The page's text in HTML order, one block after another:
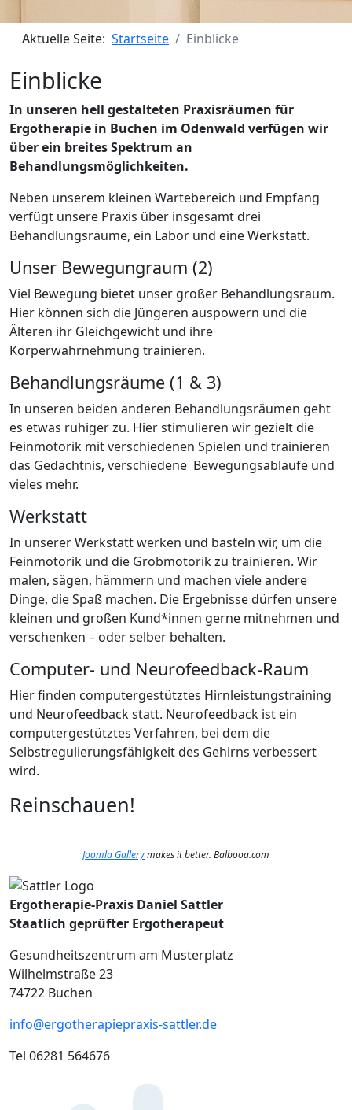
Aktuelle Seite: Startseite Einblicke
Einblicke
In unseren hell gestalteten Praxisräumen für
Ergotherapie in Buchen im Odenwald verfügen wir
über ein breites Spektrum an
Behandlungsmöglichkeiten.
Neben unserem kleinen Wartebereich und Empfang
verfügt unsere Praxis über insgesamt drei
Behandlungsräume, ein Labor und eine Werkstatt.
Unser Bewegungraum (2)
Viel Bewegung bietet unser großer Behandlungsraum.
Hier können sich die Jüngeren auspowern und die
Älteren ihr Gleichgewicht und ihre
Körperwahrnehmung trainieren.
Behandlungsräume (1 & 3)
In unseren beiden anderen Behandlungsräumen geht
es etwas ruhiger zu. Hier stimulieren wir gezielt die
Feinmotorik mit verschiedenen Spielen und trainieren
das Gedächtnis, verschiedene Bewegungsabläufe und
vieles mehr.
Werkstatt
In unserer Werkstatt werken und basteln wir, um die
Feinmotorik und die Grobmotorik zu trainieren. Wir
malen, sägen, hämmern und machen viele andere
Dinge, die Spaß machen. Die Ergebnisse dürfen unsere
kleinen und großen Kund*innen gerne mitnehmen und
verschenken – oder selber behalten.
Computer- und Neurofeedback-Raum
Hier finden computergestütztes Hirnleistungstraining
und Neurofeedback statt. Neurofeedback ist ein
computergestütztes Verfahren, bei dem die
Selbstregulierungsfähigkeit des Gehirns verbessert
wird.
Reinschauen!
Joomla Gallerymakes it better. Balbooa.com
Ergotherapie-Praxis Daniel Sattler
Staatlich geprüfter Ergotherapeut
Gesundheitszentrum am Musterplatz
Wilhelmstraße 23
74722 Buchen
info@ergotherapiepraxis-sattler.de
Tel 06281 564676